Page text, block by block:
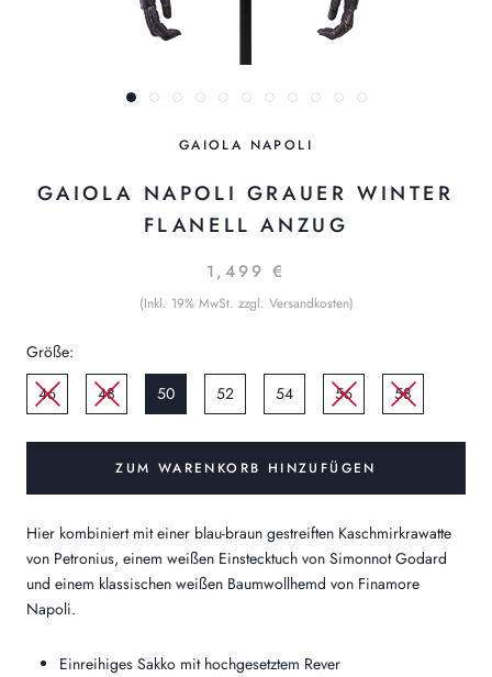
GAIOLA NAPOLI
GAIOLA NAPOLI GRAUER WINTER
FLANELL ANZUG
1,499 €
(Inkl. 19% MwSt. zzgl. Versandkosten)
Größe:
46
48 50 52 54 56 58
ZUM WARENKORB HINZUFÜGEN
Hier kombiniert mit einer blau-braun gestreiften Kaschmirkrawatte
von Petronius, einem weißen Einstecktuch von Simonnot Godard
und einem klassischen weißen Baumwollhemd von Finamore
Napoli.
Einreihiges Sakko mit hochgesetztem Rever